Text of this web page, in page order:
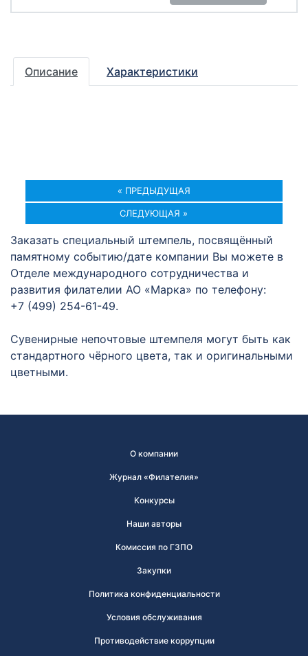
Описание Характеристики
« ПРЕДЫДУЩАЯ
СЛЕДУЮЩАЯ »
Заказать специальный штемпель, посвящённый
памятному событию/дате компании Вы можете в
Отделе международного сотрудничества и
развития филателии АО «Марка» по телефону:
+7 (499) 254-61-49.
Сувенирные непочтовые штемпеля могут быть как
стандартного чёрного цвета, так и оригинальными
цветными.
О компании
Журнал «Филателия»
Конкурсы
Наши авторы
Комиссия по ГЗПО
Закупки
Политика конфиденциальности
Условия обслуживания
Противодействие коррупции